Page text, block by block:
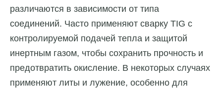
различаются в зависимости от типа
соединений. Часто применяют сварку TIG с
контролируемой подачей тепла и защитой
инертным газом, чтобы сохранить прочность и
предотвратить окисление. В некоторых случаях
применяют литы и лужение, особенно для